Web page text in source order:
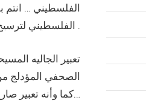
الفلسطيني …
الفلسطيني لترسيخ هذا الانقسام السرطاني الذي ما زال شعبنا الفلسطيني يدفع ثمنه غاليا .
تعبير الجاليه
الصحفي المؤدلج
…كما وأنه تعبير